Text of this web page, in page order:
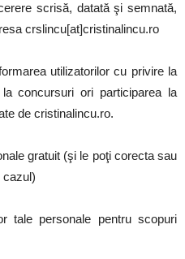
scrisă, datată şi semnată,
crslincu[at]cristinalincu.ro
utilizatorilor cu privire la
concursuri ori participarea la
de cristinalincu.ro.
gratuit (şi le poţi corecta sau
cazul)
tale personale pentru scopuri